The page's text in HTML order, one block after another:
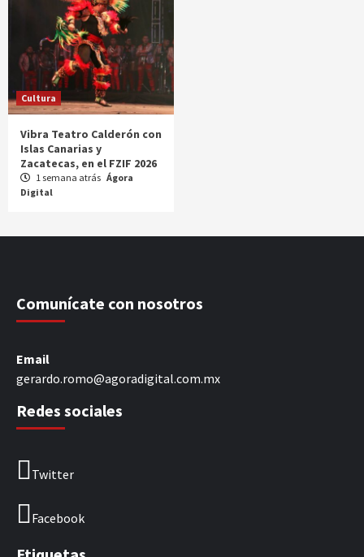
Cultura
Vibra Teatro Calderón con
Islas Canarias y
Zacatecas, en el FZIF 2026
1 semana atrás Ágora
Digital
Comunícate con nosotros
Email
gerardo.romo@agoradigital.com.mx
Redes sociales
Twitter
Facebook